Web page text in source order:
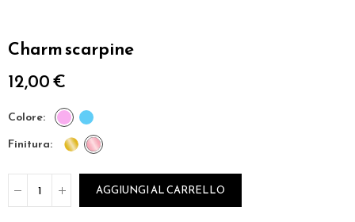
Charm scarpine
12,00 €
colore
finitura
AGGIUNGI AL CARRELLO